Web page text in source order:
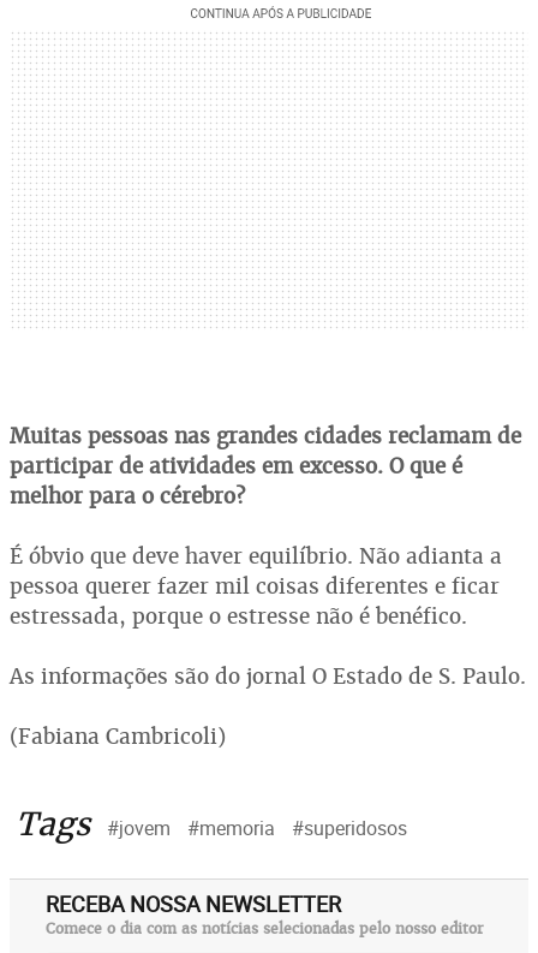
Muitas pessoas nas grandes cidades reclamam de
participar de atividades em excesso. O que é
melhor para o cérebro?
É óbvio que deve haver equilíbrio. Não adianta a
pessoa querer fazer mil coisas diferentes e ficar
estressada, porque o estresse não é benéfico.
As informações são do jornal O Estado de S. Paulo.
(Fabiana Cambricoli)
Tags #jovem #memoria #superidosos
RECEBA NOSSA NEWSLETTER
Comece o dia com as notícias selecionadas pelo nosso editor